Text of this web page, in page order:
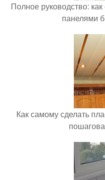
Полное руководство:
панелями
Как самому сделать